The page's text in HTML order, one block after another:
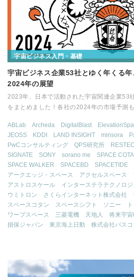
宇宙ビジネス入門・基礎
宇宙ビジネス企業53社とゆく年くる
2024年の展望
2023年、日本で活動された宇宙関連企業53
をまとめました！各社の2024年の市場予測も
ABLab Archeda DigitalBlast
JEOSS
KDDI LAND INSIGHT minsora
PwCコンサルティング
QPS研究所 RESTEC
SIGNATE
SONY sorano me SPACE
SPACE WALKER
SPACEBD SPACETIDE
アークエッジ・スペース
アクセルスペース
アストロスケール
インターステラテクノロ
ウミトロン
さくらインターネット株式会社
スペースコタン
スペースシフト ソニー
ワープスペース
三菱電機 天地人
将来宇
損保ジャパン
東京海上日動 株式会社パスコ